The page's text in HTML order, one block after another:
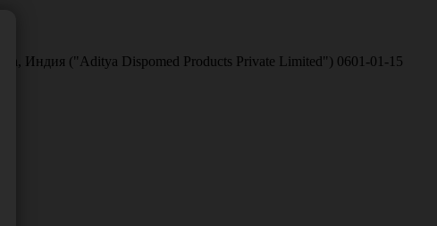
Индия ("Aditya Dispomed Products Private Limited") 0601-01-15